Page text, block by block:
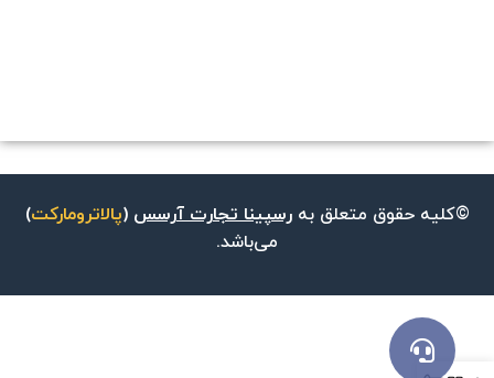
©کلیه حقوق متعلق بهرسپینا تجارت آرسس (پالاترومارکت)
می‌باشد.